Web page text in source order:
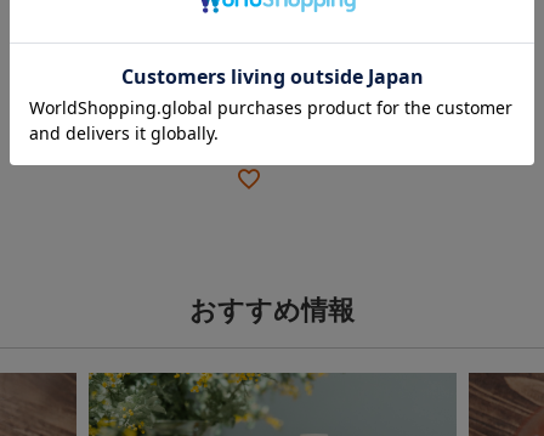
NATURE HOTEL KYOTO
コットンヌーボー ウォッ
シュタオル
¥ 1,870税込
おすすめ情報